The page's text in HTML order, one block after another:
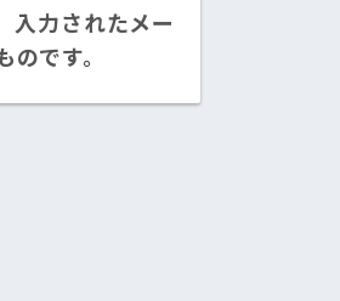
入力されたメー
です。